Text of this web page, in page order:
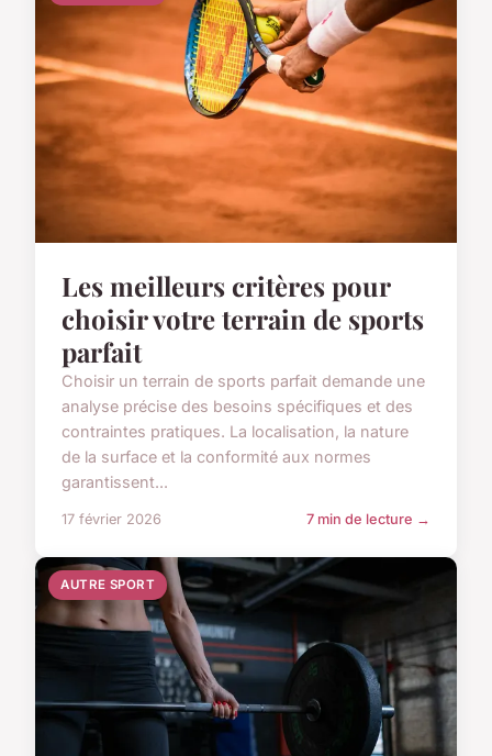
Les meilleurs critères pour
choisir votre terrain de sports
parfait
Choisir un terrain de sports parfait demande une
analyse précise des besoins spécifiques et des
contraintes pratiques. La localisation, la nature
de la surface et la conformité aux normes
garantissent...
17 février 2026 7 min de lecture →
AUTRE SPORT